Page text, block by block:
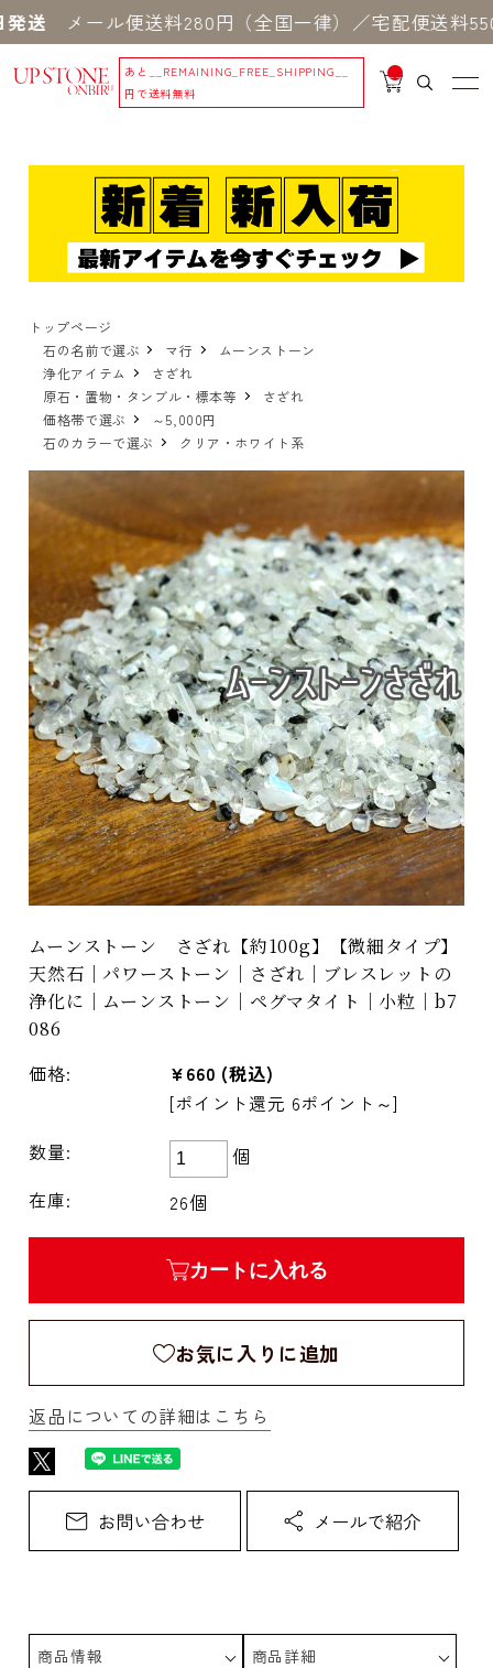
ール便送料280円（全国一律）／宅配便送料550円
あと
__REMAINING_FREE_SHIPPING__
円で送料無料
__
IT
_
トップページ
石の名前で選ぶ
マ行
ムーンストーン
浄化アイテム
さざれ
原石・置物・タンブル・標本等
さざれ
価格帯で選ぶ
～5,000円
石のカラーで選ぶ
クリア・ホワイト系
ムーンストーン さざれ【約100g】【微細タイプ】
天然石｜パワーストーン｜さざれ｜ブレスレットの
浄化に｜ムーンストーン｜ペグマタイト｜小粒｜b7
086
価格: ¥660 (税込)
[ポイント還元 6ポイント～]
数量:
個
在庫:
26個
カートに入れる
お気に入りに追加
返品についての詳細はこちら
商品情報
商品詳細